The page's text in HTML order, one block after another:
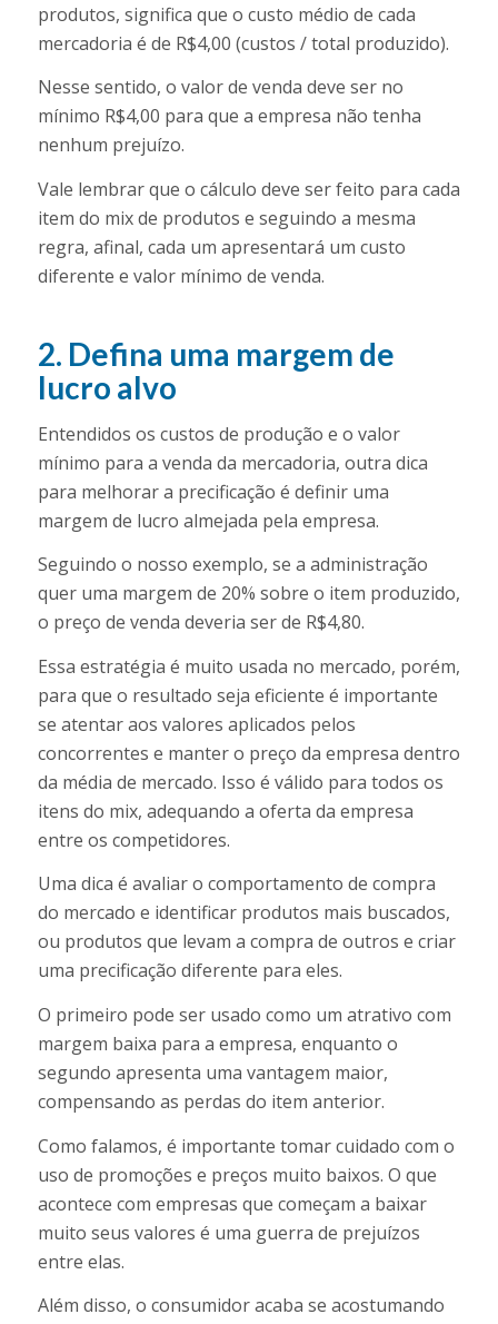
produtos, significa que o custo médio de cada
mercadoria é de R$4,00 (custos / total produzido).
Nesse sentido, o valor de venda deve ser no
mínimo R$4,00 para que a empresa não tenha
nenhum prejuízo.
Vale lembrar que o cálculo deve ser feito para cada
item do mix de produtos e seguindo a mesma
regra, afinal, cada um apresentará um custo
diferente e valor mínimo de venda.
2. Defina uma margem de
lucro alvo
Entendidos os custos de produção e o valor
mínimo para a venda da mercadoria, outra dica
para melhorar a precificação é definir uma
margem de lucro almejada pela empresa.
Seguindo o nosso exemplo, se a administração
quer uma margem de 20% sobre o item produzido,
o preço de venda deveria ser de R$4,80.
Essa estratégia é muito usada no mercado, porém,
para que o resultado seja eficiente é importante
se atentar aos valores aplicados pelos
concorrentes e manter o preço da empresa dentro
da média de mercado. Isso é válido para todos os
itens do mix, adequando a oferta da empresa
entre os competidores.
Uma dica é avaliar o comportamento de compra
do mercado e identificar produtos mais buscados,
ou produtos que levam a compra de outros e criar
uma precificação diferente para eles.
O primeiro pode ser usado como um atrativo com
margem baixa para a empresa, enquanto o
segundo apresenta uma vantagem maior,
compensando as perdas do item anterior.
Como falamos, é importante tomar cuidado com o
uso de promoções e preços muito baixos. O que
acontece com empresas que começam a baixar
muito seus valores é uma guerra de prejuízos
entre elas.
Além disso, o consumidor acaba se acostumando